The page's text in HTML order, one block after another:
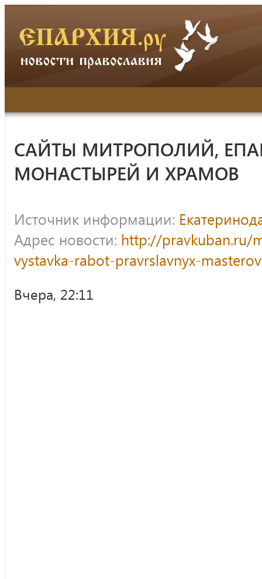
САЙТЫ МИТРОПОЛИЙ,
МОНАСТЫРЕЙ И ХРАМОВ
Источник информации:
Адрес новости: http://pravkuban.ru/
vystavka-rabot-pravrslavnyx-
Вчера, 22:11